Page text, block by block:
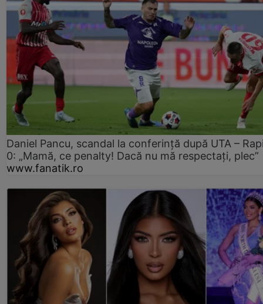
Daniel Pancu, scandal la conferință după UTA –
0: „Mamă, ce penalty! Dacă nu mă respectați, plec”
www.fanatik.ro